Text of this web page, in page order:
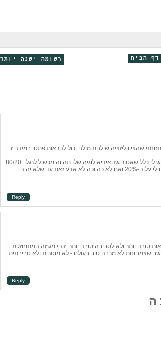
רשומה ישנה יותר דף הבית
Reply
שהציוויליזציה שולחת מולנו יכול להראות פתטי במידה זו
למזלי המצפון שלי לא מפותח עד לרמה של אנדרו ויש לי כלל שאסור שהאידיאולוגיה שלי תהווה מכשול לרגלי. 80/20
בקיום הכללים מספיק טוב. אני בטוח שאלוהים סולח לי על ה-20% ואם לא כה וכה לא אדע זאת עד שלא יהיה
Reply
טובה יותר ולא לסביבה טובה יותר. זוהי מגמה המתוחזקת
שצמחונות לא מרבה טוב בעולם - לא מוסרית ולא סביבתית.